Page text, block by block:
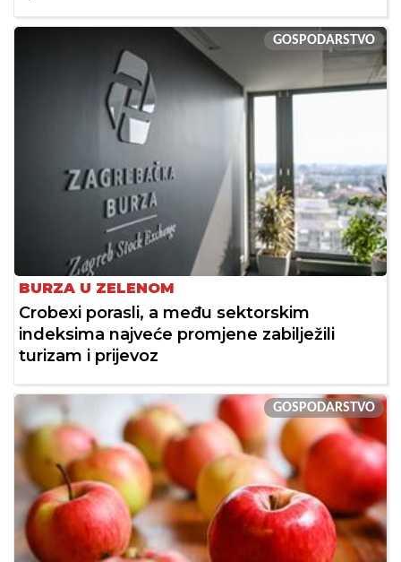
GOSPODARSTVO
BURZA U ZELENOM
Crobexi porasli, a među sektorskim
indeksima najveće promjene zabilježili
turizam i prijevoz
GOSPODARSTVO